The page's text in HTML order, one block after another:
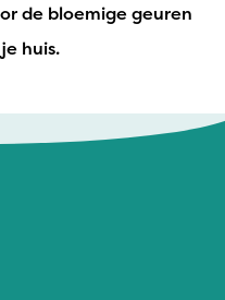
de bloemige geuren
huis.